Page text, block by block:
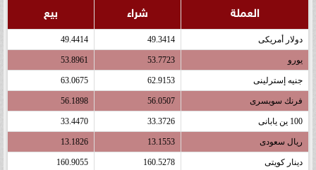
العملة شراء بيع
دولار أمريكى 49.3414
49.4414
يورو 53.7723
53.8961
جنيه إسترلينى 62.9153
63.0675
فرنك سويسرى 56.0507
56.1898
100 ين يابانى 33.3726
33.4470
ريال سعودى 13.1553
13.1826
دينار كويتى 160.5278
160.9055